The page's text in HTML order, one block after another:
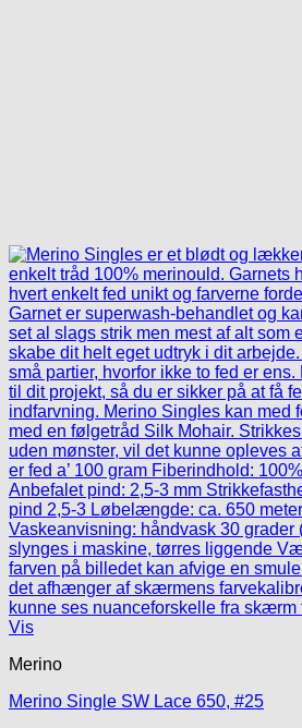
Vis
Merino
Merino Single SW Lace 650, #25